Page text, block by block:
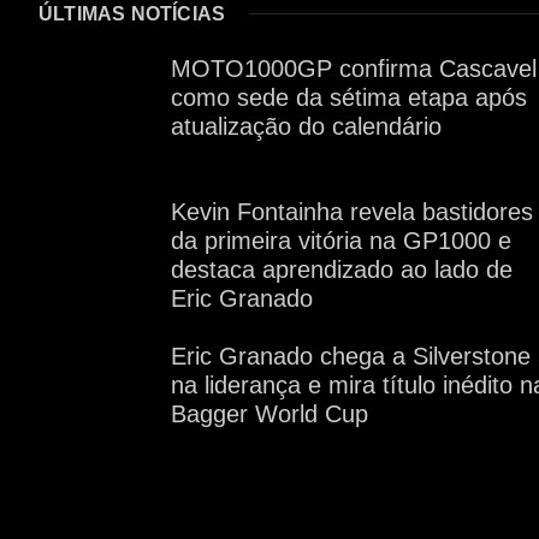
ÚLTIMAS NOTÍCIAS
MOTO1000GP confirma Cascavel
como sede da sétima etapa após
atualização do calendário
Kevin Fontainha revela bastidores
da primeira vitória na GP1000 e
destaca aprendizado ao lado de
Eric Granado
Eric Granado chega a Silverstone
na liderança e mira título inédito
Bagger World Cup